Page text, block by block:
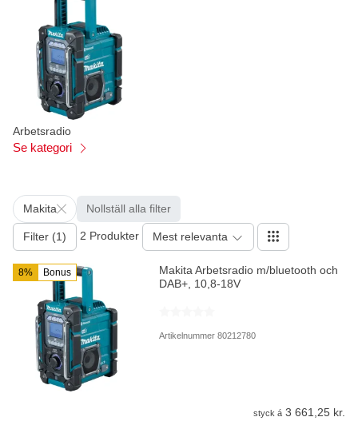
Arbetsradio
Se kategori
Makita Nollställ alla filter
Filter (1) 2 Produkter Mest relevanta
8% Bonus
Makita Arbetsradio m/bluetooth och
DAB+, 10,8-18V
Artikelnummer 80212780
styck á 3 661,25 kr.